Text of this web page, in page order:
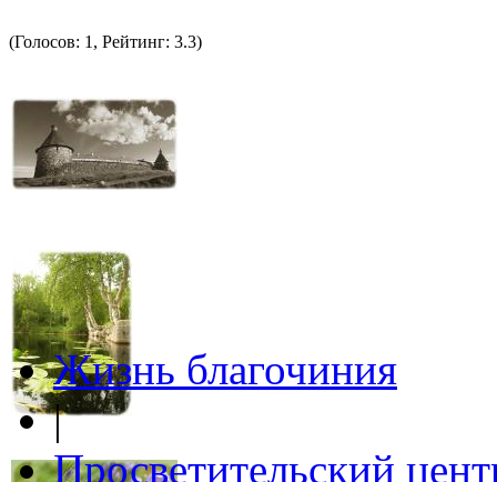
(Голосов: 1, Рейтинг: 3.3)
Жизнь благочиния
|
Просветительский